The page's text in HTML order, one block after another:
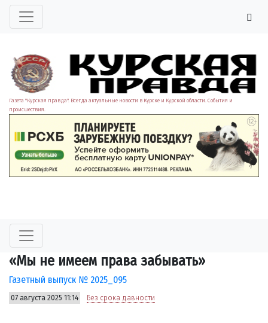
Газета "Курская правда". Всегда актуальные новости в Курске и Курской области. События и
происшествия.
«Мы не имеем права забывать»
Газетный выпуск № 2025_095
07 августа 2025 11:14 Без срока давности